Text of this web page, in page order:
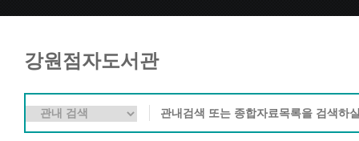
강원점자도서관